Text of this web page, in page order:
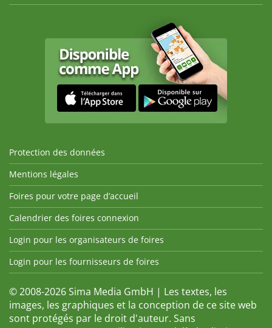
Protection des données
Mentions légales
Foires pour votre page d’accueil
Calendrier des foires connexion
Login pour les organisateurs de foires
Login pour les fournisseurs de foires
© 2008-2026 Sima Media GmbH | Les textes, les
images, les graphiques et la conception de ce site web
sont protégés par le droit d'auteur. Sans